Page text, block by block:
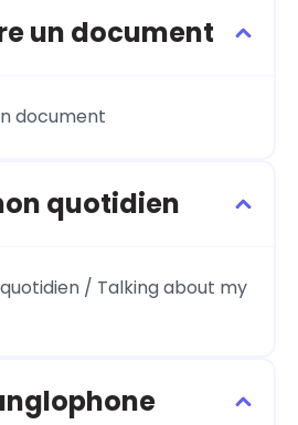
un document
document
quotidien
/ Talking about my